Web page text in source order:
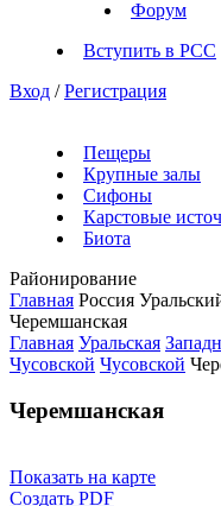
Форум
Вступить в РСС
Вход / Регистрация
Пещеры
Крупные залы
Сифоны
Карстовые
Биота
Районирование
Главная Россия
Черемшанская
Главная Уральская
Чусовской Чусовской
Черемшанская
Показать на карте
Создать PDF